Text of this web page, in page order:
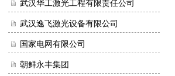
武汉华工激光工程有限责任公司
武汉逸飞激光设备有限公司
国家电网有限公司
朝鲜永丰集团